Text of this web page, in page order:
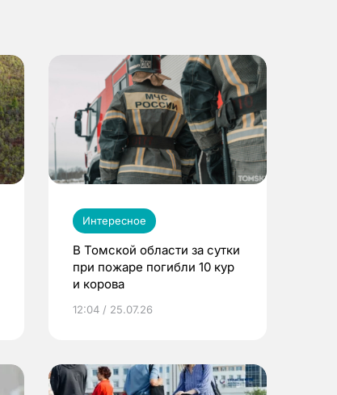
Интересное
В Томской области за сутки
при пожаре погибли 10 кур
и корова
12:04 / 25.07.26